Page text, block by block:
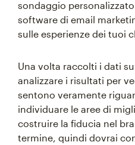
sondaggio
software di email
sulle esperienze dei tuoi
Una volta raccolti i dati
analizzare i risultati per
sentono veramente
individuare le aree di
costruire la fiducia nel
termine, quindi dovrai